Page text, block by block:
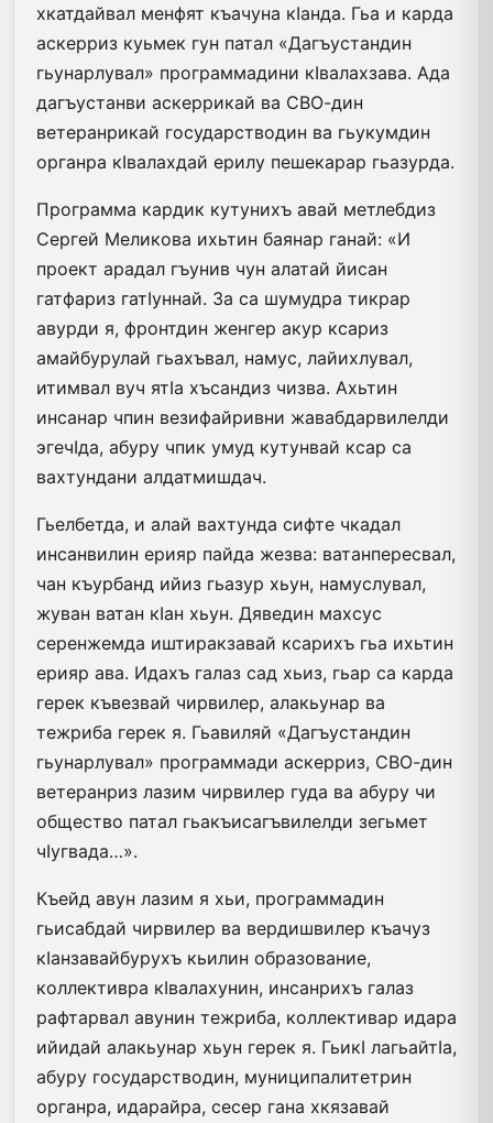
хкатдайвал менфят къачуна кIанда. Гьа и карда
аскерриз куьмек гун патал «Дагъустандин
гьунарлувал» программадини кIва­лахзава. Ада
дагъустанви аскеррикай ва СВО-дин
ветеранрикай государстводин ва гьукумдин
органра кIва­лахдай ерилу пешекарар гьазурда.
Программа кардик кутунихъ авай метлебдиз
Сергей Меликова ихьтин баянар ганай: «И
проект арадал­ гъунив чун алатай йисан
гатфариз га­тIуннай. За са шумудра тикрар
авурди я, фронтдин женгер акур ксариз
амайбурулай гьахъвал, намус, лайих­лувал,
итимвал вуч ятIа хъсандиз чизва. Ахьтин
инсанар чпин везифайривни жавабдарвилелди
эгечIда, абуру чпик умуд кутунвай ксар са
вахтундани алдатмишдач.
Гьелбетда, и алай вахтунда сифте чкадал
инсанвилин ерияр пайда­ жезва: ватанпересвал,
чан къурбанд ийиз гьазур хьун, намуслувал,
жуван­ ватан кIан хьун. Дяведин махсус
серенжемда иштиракзавай ксарихъ гьа ихьтин
ерияр ава. Идахъ галаз сад хьиз, гьар са карда
герек къвезвай чирвилер, алакьунар ва
тежриба герек я. Гьавиляй «Дагъустандин
гьунарлувал» программади аскерриз, СВО-дин
ветеранриз лазим чирвилер гуда ва абуру чи
общество патал гьакъисагъвилелди зегьмет
чIугвада…».
Къейд авун лазим я хьи, программадин
гьисабдай чирвилер ва вердишвилер къачуз
кIанзавайбурухъ кьилин образование,
коллективра кIва­­­­­­ла­­хунин, инсанрихъ галаз
раф­тар­­­вал авунин тежриба, коллективар идара
ийидай алакьунар хьун герек я. ГьикI лагьайтIа,
абуру государст­во­дин, муниципалитетрин
органра, идарайра­, сесер гана хкязавай